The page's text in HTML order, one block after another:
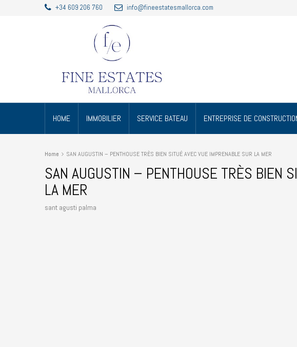
+34 609 206 760 info@fineestatesmallorca.com
HOME IMMOBILIER SERVICE BATEAU ENTREPRISE DE
Home SAN AUGUSTIN – PENTHOUSE TRÈS BIEN SITUÉ AVEC VUE IMPRENABLE SUR LA MER
SAN AUGUSTIN – PENTHOUSE TRÈS BIEN
LA MER
sant agusti palma